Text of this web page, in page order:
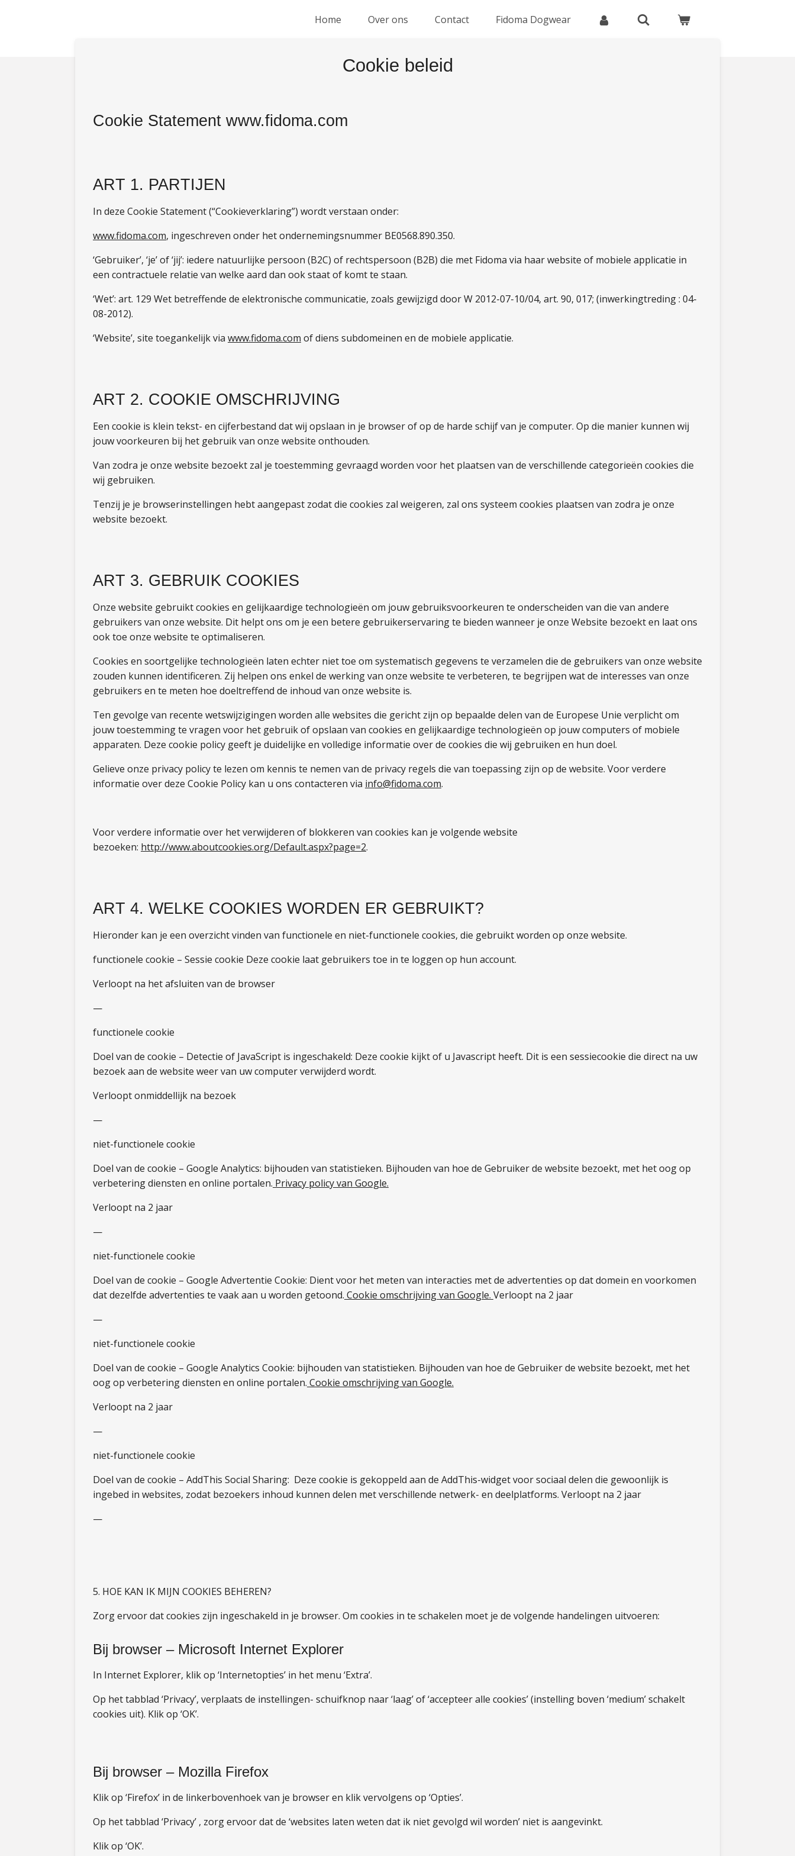
Home Over ons Contact Fidoma Dogwear
Cookie beleid
Cookie Statement www.fidoma.com
ART 1. PARTIJEN
In deze Cookie Statement (“Cookieverklaring”) wordt verstaan onder:
www.fidoma.com, ingeschreven onder het ondernemingsnummer BE0568.890.350.
‘Gebruiker’, ‘je’ of ‘jij’: iedere natuurlijke persoon (B2C) of rechtspersoon (B2B) die met Fidoma via haar website of mobiele applicatie in
een contractuele relatie van welke aard dan ook staat of komt te staan.
‘Wet’: art. 129 Wet betreffende de elektronische communicatie, zoals gewijzigd door W 2012-07-10/04, art. 90, 017; (inwerkingtreding : 04-
08-2012).
‘Website’, site toegankelijk via www.fidoma.com of diens subdomeinen en de mobiele applicatie.
ART 2. COOKIE OMSCHRIJVING
Een cookie is klein tekst- en cijferbestand dat wij opslaan in je browser of op de harde schijf van je computer. Op die manier kunnen wij
jouw voorkeuren bij het gebruik van onze website onthouden.
Van zodra je onze website bezoekt zal je toestemming gevraagd worden voor het plaatsen van de verschillende categorieën cookies die
wij gebruiken.
Tenzij je je browserinstellingen hebt aangepast zodat die cookies zal weigeren, zal ons systeem cookies plaatsen van zodra je onze
website bezoekt.
ART 3. GEBRUIK COOKIES
Onze website gebruikt cookies en gelijkaardige technologieën om jouw gebruiksvoorkeuren te onderscheiden van die van andere
gebruikers van onze website. Dit helpt ons om je een betere gebruikerservaring te bieden wanneer je onze Website bezoekt en laat ons
ook toe onze website te optimaliseren.
Cookies en soortgelijke technologieën laten echter niet toe om systematisch gegevens te verzamelen die de gebruikers van onze website
zouden kunnen identificeren. Zij helpen ons enkel de werking van onze website te verbeteren, te begrijpen wat de interesses van onze
gebruikers en te meten hoe doeltreffend de inhoud van onze website is.
Ten gevolge van recente wetswijzigingen worden alle websites die gericht zijn op bepaalde delen van de Europese Unie verplicht om
jouw toestemming te vragen voor het gebruik of opslaan van cookies en gelijkaardige technologieën op jouw computers of mobiele
apparaten. Deze cookie policy geeft je duidelijke en volledige informatie over de cookies die wij gebruiken en hun doel.
Gelieve onze privacy policy te lezen om kennis te nemen van de privacy regels die van toepassing zijn op de website. Voor verdere
informatie over deze Cookie Policy kan u ons contacteren via info@fidoma.com.
Voor verdere informatie over het verwijderen of blokkeren van cookies kan je volgende website
bezoeken: http://www.aboutcookies.org/Default.aspx?page=2.
ART 4. WELKE COOKIES WORDEN ER GEBRUIKT?
Hieronder kan je een overzicht vinden van functionele en niet-functionele cookies, die gebruikt worden op onze website.
functionele cookie – Sessie cookie Deze cookie laat gebruikers toe in te loggen op hun account.
Verloopt na het afsluiten van de browser
—
functionele cookie
Doel van de cookie – Detectie of JavaScript is ingeschakeld: Deze cookie kijkt of u Javascript heeft. Dit is een sessiecookie die direct na uw
bezoek aan de website weer van uw computer verwijderd wordt.
Verloopt onmiddellijk na bezoek
—
niet-functionele cookie
Doel van de cookie – Google Analytics: bijhouden van statistieken. Bijhouden van hoe de Gebruiker de website bezoekt, met het oog op
verbetering diensten en online portalen. Privacy policyvan Google.
Verloopt na 2 jaar
—
niet-functionele cookie
Doel van de cookie – Google Advertentie Cookie: Dient voor het meten van interacties met de advertenties op dat domein en voorkomen
dat dezelfde advertenties te vaak aan u worden getoond. Cookie omschrijvingvan Google. Verloopt na 2 jaar
—
niet-functionele cookie
Doel van de cookie – Google Analytics Cookie: bijhouden van statistieken. Bijhouden van hoe de Gebruiker de website bezoekt, met het
oog op verbetering diensten en online portalen. Cookie omschrijvingvan Google.
Verloopt na 2 jaar
—
niet-functionele cookie
Doel van de cookie – AddThis Social Sharing: Deze cookie is gekoppeld aan de AddThis-widget voor sociaal delen die gewoonlijk is
ingebed in websites, zodat bezoekers inhoud kunnen delen met verschillende netwerk- en deelplatforms. Verloopt na 2 jaar
—
5. HOE KAN IK MIJN COOKIES BEHEREN?
Zorg ervoor dat cookies zijn ingeschakeld in je browser. Om cookies in te schakelen moet je de volgende handelingen uitvoeren:
Bij browser – Microsoft Internet Explorer
In Internet Explorer, klik op ‘Internetopties’ in het menu ‘Extra’.
Op het tabblad ‘Privacy’, verplaats de instellingen- schuifknop naar ‘laag’ of ‘accepteer alle cookies’ (instelling boven ‘medium’ schakelt
cookies uit). Klik op ‘OK’.
Bij browser – Mozilla Firefox
Klik op ‘Firefox’ in de linkerbovenhoek van je browser en klik vervolgens op ‘Opties’.
Op het tabblad ‘Privacy’ , zorg ervoor dat de ‘websites laten weten dat ik niet gevolgd wil worden’ niet is aangevinkt.
Klik op ‘OK’.